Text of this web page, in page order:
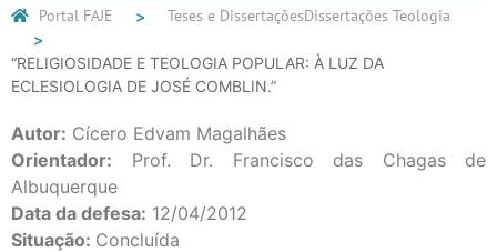
Portal FAJE Teses e DissertaçõesDissertações Teologia
“RELIGIOSIDADE E TEOLOGIA POPULAR: À LUZ DA
ECLESIOLOGIA DE JOSÉ COMBLIN.”
Autor: Cícero Edvam Magalhães
Orientador: Prof. Dr. Francisco das Chagas de
Albuquerque
Data da defesa: 12/04/2012
Situação: Concluída